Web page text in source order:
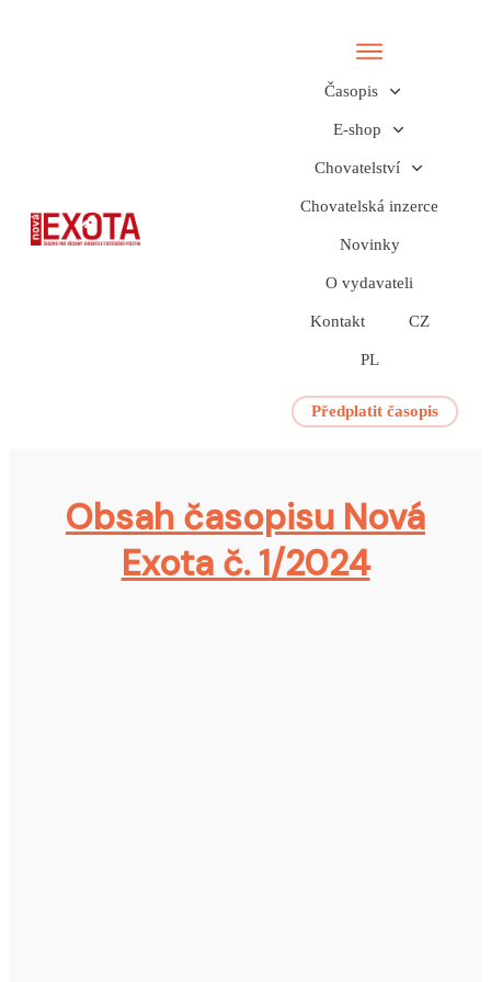
Časopis
E-shop
Chovatelství
Chovatelská inzerce
Novinky
O vydavateli
Kontakt CZ
PL
Předplatit časopis
Obsah časopisu Nová
Exota č. 1/2024